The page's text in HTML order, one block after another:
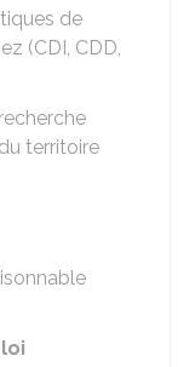
de
(CDI, CDD,
territoire